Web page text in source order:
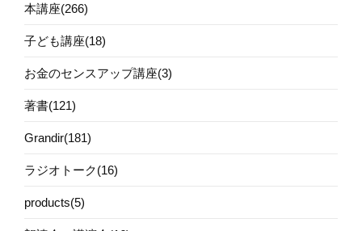
本講座(266)
子ども講座(18)
お金のセンスアップ講座(3)
著書(121)
Grandir(181)
ラジオトーク(16)
products(5)